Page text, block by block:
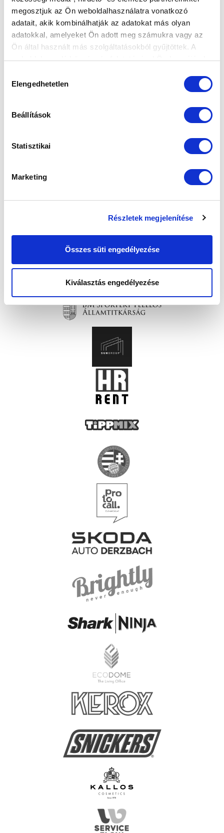
megosztjuk az Ön weboldalhasználatra vonatkozó
adatait, akik kombinálhatják az adatokat más olyan
adatokkal, amelyeket Ön adott meg számukra vagy az
Ön által használt más szolgáltatásokból gyűjtöttek. A
weboldalon való böngészés folytatásával Ön hozzájárul a
kiválasztása
Elengedhetetlen
Beállítások
Statisztikai
Marketing
Részletek megjelenítése
Összes süti engedélyezése
Kiválasztás engedélyezése
FELIRATKOZOM
SZPONZOROK